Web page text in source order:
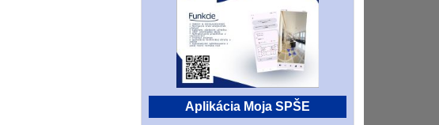
Aplikácia Moja SPŠE